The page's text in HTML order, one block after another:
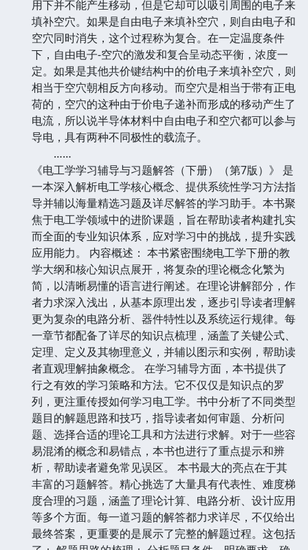
用下并不能产生移动，但是它却可以吸引周围的电子来
填补空穴。如果是自由电子来填补空穴，则自由电子和
空穴同时消失，这个过程称为复合。在一定温度条件
下，自由电子-空穴的激发和复合呈动态平衡，浓度一
定。如果是其他共价键结构中的价电子来填补空穴，则
相当于空穴朝相反方向移动。而空穴是相当于带有正电
荷的，空穴的这种由于价电子递补而形成的移动产生了
电流，所以说半导体材料中自由电子和空穴都可以参与
导电，具有两种不同极性的载流子。
……
《电工学学习辅导与习题解答（下册）（第7版）》 是
一本深入解析电工学核心概念、提供系统性学习方法指
导并辅以海量精选习题及详尽解答的学习助手。本书聚
焦于电工学领域中的进阶课题，旨在帮助读者构建扎实
而全面的专业知识体系，应对学习中的挑战，提升实践
应用能力。 内容概述： 本书紧密围绕电工学下册的教
学大纲和核心知识点展开，将复杂的理论概念化繁为
简，以清晰易懂的语言进行阐述。在理论讲解部分，作
者力求深入浅出，从基本原理出发，逐步引导读者理解
更为复杂的电路分析、器件特性以及系统运行规律。每
一章节都配备了详尽的知识点梳理，涵盖了关键公式、
定理、定义及其物理意义，并辅以图示和实例，帮助读
者直观理解抽象概念。 在学习辅导方面，本书提供了
行之有效的学习策略和方法。它不仅仅是知识点的罗
列，更注重传授如何学习电工学。书中分析了不同类型
题目的解题思路和技巧，指导读者如何审题、分析问
题、选择合适的理论工具和方法进行求解。对于一些容
易混淆的概念和易错点，本书也进行了重点提示和辨
析，帮助读者避免常见误区。 本书最大的亮点在于其
丰富的习题解答。精心挑选了大量具有代表性、难度梯
度合理的习题，涵盖了理论计算、电路分析、设计应用
等多个方面。每一道习题的解答都力求详尽，不仅给出
最终答案，更重要的是展示了完整的解题过程。这包括